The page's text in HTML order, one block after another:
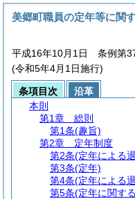
美郷町職員の定年等に関
平成16年10月1日 条例第
(令和5年4月1日施行)
条項目次
沿革
本則
第1章
総則
第1条(趣旨)
第2章
定年制度
第2条(定年による
第3条(定年)
第4条(定年による
第5条(定年に関す